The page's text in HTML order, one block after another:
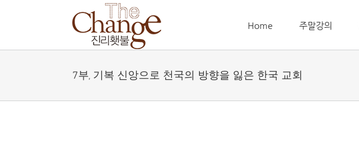
Home 주말강의
7부, 기복 신앙으로 천국의 방향을 잃은 한국 교회